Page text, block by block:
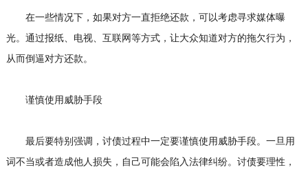
在一些情况下，如果对方一直拒绝还款，可以考虑寻求媒体曝
光。通过报纸、电视、互联网等方式，让大众知道对方的拖欠行为，
从而倒逼对方还款。
谨慎使用威胁手段
最后要特别强调，讨债过程中一定要谨慎使用威胁手段。一旦用
词不当或者造成他人损失，自己可能会陷入法律纠纷。讨债要理性，